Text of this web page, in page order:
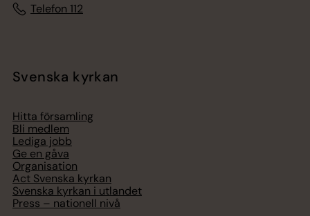
Telefon 112
Svenska kyrkan
Hitta församling
Bli medlem
Lediga jobb
Ge en gåva
Organisation
Act Svenska kyrkan
Svenska kyrkan i utlandet
Press – nationell nivå